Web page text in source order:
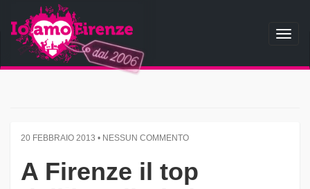
20 FEBBRAIO 2013 • NESSUN COMMENTO
A Firenze il top